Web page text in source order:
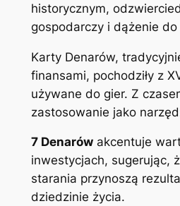
historycznym,
gospodarczy i dążenie
Karty Denarów,
finansami, pochodziły z
używane do gier. Z
zastosowanie jako
7 Denarówakcentuje
inwestycjach, sugerując,
starania przynoszą
dziedzinie życia.